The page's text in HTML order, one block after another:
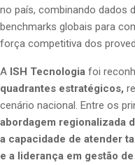
no país, combinando dados
benchmarks globais para
força competitiva dos
A ISH Tecnologia foi
quadrantes estratégicos,
cenário nacional. Entre os
abordagem regionalizada
a capacidade de atender
e a liderança em gestão